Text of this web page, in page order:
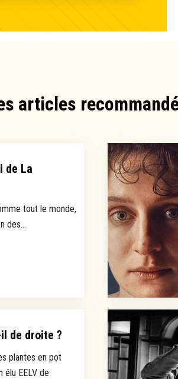
articles
de La
tout le monde,
des...
de droite ?
plantes en pot
élu EELV de